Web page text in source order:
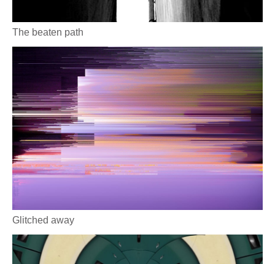
The beaten path
Glitched away